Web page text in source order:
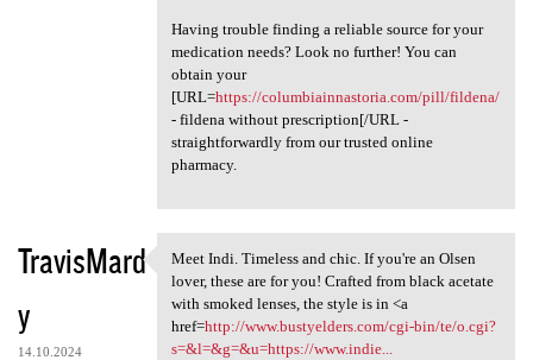
Having trouble finding a reliable source for your
medication needs? Look no further! You can
obtain your
[URL=https://columbiainnastoria.com/pill/fildena/
- fildena without prescription[/URL -
straightforwardly from our trusted online
pharmacy.
TravisMard
y
14.10.2024
Meet Indi. Timeless and chic.
Meet Indi. Timeless and chic. If you're an Olsen
lover, these are for you! Crafted from black acetate
with smoked lenses, the style is in <a
href=http://www.bustyelders.com/cgi-bin/te/o.cgi?
s=&l=&g=&u=https://www.indie...